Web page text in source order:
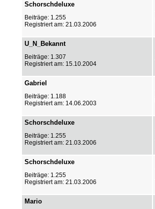
Schorschdeluxe
Beiträge: 1.255
Registriert am: 21.03.2006
U_N_Bekannt
Beiträge: 1.307
Registriert am: 15.10.2004
Gabriel
Beiträge: 1.188
Registriert am: 14.06.2003
Schorschdeluxe
Beiträge: 1.255
Registriert am: 21.03.2006
Schorschdeluxe
Beiträge: 1.255
Registriert am: 21.03.2006
Mario